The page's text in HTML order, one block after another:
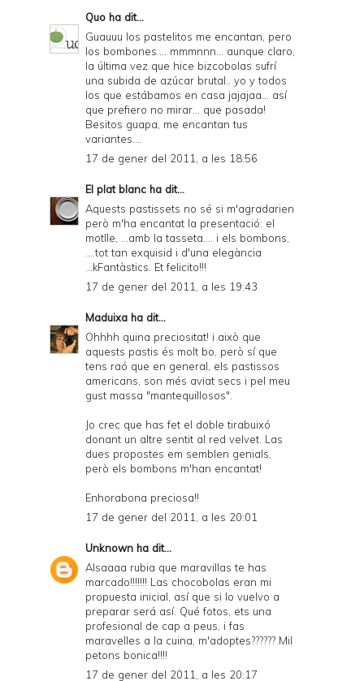
Quo ha dit...
Guauuu los pastelitos me encantan, pero
los bombones.... mmmnnn... aunque claro,
la última vez que hice bizcobolas sufrí
una subida de azúcar brutal.. yo y todos
los que estábamos en casa jajajaa... así
que prefiero no mirar... que pasada!
Besitos guapa, me encantan tus
variantes....
17 de gener del 2011, a les 18:56
El plat blanc ha dit...
Aquests pastissets no sé si m'agradarien
però m'ha encantat la presentació: el
motlle, ...amb la tasseta.... i els bombons,
....tot tan exquisid i d'una elegància
...kFantàstics. Et felicito!!!
17 de gener del 2011, a les 19:43
Maduixa ha dit...
Ohhhh quina preciositat! i això que
aquests pastis és molt bo, però sí que
tens raó que en general, els pastissos
americans, son més aviat secs i pel meu
gust massa "mantequillosos".
Jo crec que has fet el doble tirabuixó
donant un altre sentit al red velvet. Las
dues propostes em semblen genials,
però els bombons m'han encantat!
Enhorabona preciosa!!
17 de gener del 2011, a les 20:01
Unknown ha dit...
Alsaaaa rubia que maravillas te has
marcado!!!!!!! Las chocobolas eran mi
propuesta inicial, así que si lo vuelvo a
preparar será así. Qué fotos, ets una
profesional de cap a peus, i fas
maravelles a la cuina, m'adoptes?????? Mil
petons bonica!!!!
17 de gener del 2011, a les 20:17